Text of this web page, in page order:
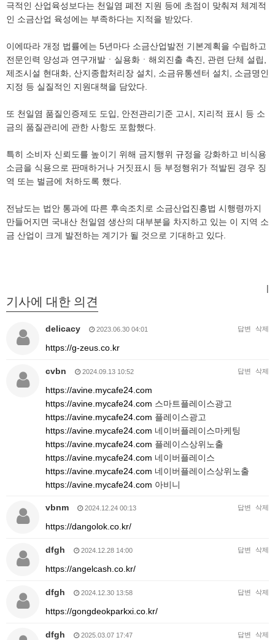
극적인 산업육성보다는 천일염 폐전 지원 등에 초점이 맞춰져 체계적
인 소금산업 육성에는 부족하다는 지적을 받았다.
이에따라 개정 법률에는 5년마다 소금산업발전 기본계획을 수립하고
전문인력 양성과 연구개발ㆍ실용화ㆍ해외진출 촉진, 관련 단체 설립,
제조시설 현대화, 산지종합처리장 설치, 소금유통센터 설치, 소금명인
지정 등 실질적인 지원대책을 담았다.
또 천일염 품질인증제도 도입, 안전관리기준 고시, 지리적 표시 등 소
금의 품질관리에 관한 사항도 포함했다.
특히 소비자 신뢰도를 높이기 위해 금지행위 규정을 강화하고 비식용
소금을 식용으로 판매하거나 거짓표시 등 부정행위가 적발된 경우 징
역 또는 벌금에 처하도록 했다.
전남도는 법안 통과에 따른 후속조치로 소금산업진흥법 시행령까지
만들어지면 국내산 천일염 생산의 대부분을 차지하고 있는 이 지역 소
금 산업이 크게 발전하는 계기가 될 것으로 기대하고 있다.
|
기사에 대한 의견
delicacy 2023.06.30 04:01 답변 삭제
https://g-zeus.co.kr
cvbn 2024.09.13 10:52 답변 삭제
https://avine.mycafe24.com
https://avine.mycafe24.com 스마트플레이스광고
https://avine.mycafe24.com 플레이스광고
https://avine.mycafe24.com 네이버플레이스마케팅
https://avine.mycafe24.com 플레이스상위노출
https://avine.mycafe24.com 네이버플레이스
https://avine.mycafe24.com 네이버플레이스상위노출
https://avine.mycafe24.com 아비니
vbnm 2024.12.24 00:13 답변 삭제
https://dangolok.co.kr/
dfgh 2024.12.28 14:00 답변 삭제
https://angelcash.co.kr/
dfgh 2024.12.30 13:58 답변 삭제
https://gongdeokparkxi.co.kr/
dfgh 2025.03.07 17:47 답변 삭제